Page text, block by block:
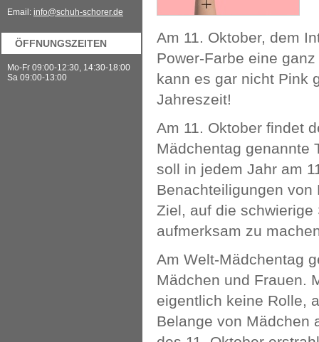
Email: info@schuh-schorer.de
ÖFFNUNGSZEITEN
Mo-Fr 09:00-12:30, 14:30-18:00
Sa 09:00-13:00
Am 11. Oktober, dem
Power-Farbe eine
kann es gar nicht Pink
Jahreszeit!
Am 11. Oktober findet
Mädchentag genannte
soll in jedem Jahr am
Benachteiligungen
Ziel, auf die
aufmerksam zu
Am Welt-Mädchentag
Mädchen und Frauen.
eigentlich keine Rolle,
Belange von Mädchen